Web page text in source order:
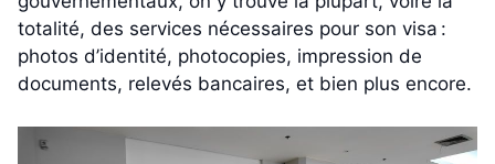
totalité, des services nécessaires pour son visa :
photos d’identité, photocopies, impression de
documents, relevés bancaires, et bien plus encore.